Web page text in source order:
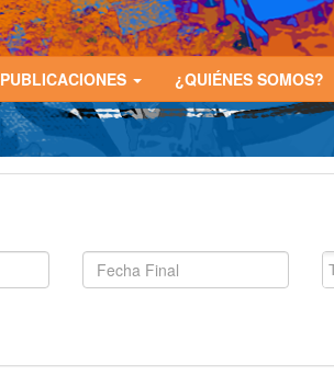
PUBLICACIONES ¿QUIÉNES SOMOS?